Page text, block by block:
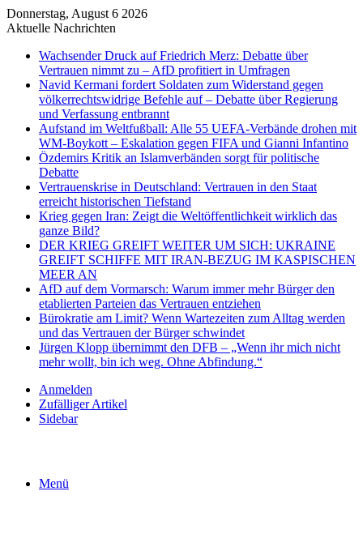
Donnerstag, August 6 2026
Aktuelle Nachrichten
Wachsender Druck auf Friedrich Merz: Debatte über
Vertrauen nimmt zu – AfD profitiert in Umfragen
Navid Kermani fordert Soldaten zum Widerstand gegen
völkerrechtswidrige Befehle auf – Debatte über Regierung
und Verfassung entbrannt
Aufstand im Weltfußball: Alle 55 UEFA-Verbände drohen mit
WM-Boykott – Eskalation gegen FIFA und Gianni Infantino
Özdemirs Kritik an Islamverbänden sorgt für politische
Debatte
Vertrauenskrise in Deutschland: Vertrauen in den Staat
erreicht historischen Tiefstand
Krieg gegen Iran: Zeigt die Weltöffentlichkeit wirklich das
ganze Bild?
DER KRIEG GREIFT WEITER UM SICH: UKRAINE
GREIFT SCHIFFE MIT IRAN-BEZUG IM KASPISCHEN
MEER AN
AfD auf dem Vormarsch: Warum immer mehr Bürger den
etablierten Parteien das Vertrauen entziehen
Bürokratie am Limit? Wenn Wartezeiten zum Alltag werden
und das Vertrauen der Bürger schwindet
Jürgen Klopp übernimmt den DFB – „Wenn ihr mich nicht
mehr wollt, bin ich weg. Ohne Abfindung.“
Anmelden
Zufälliger Artikel
Sidebar
Menü